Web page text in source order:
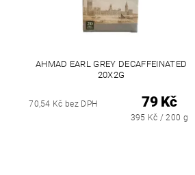
AHMAD EARL GREY DECAFFEINATED
20X2G
70,54 Kč bez DPH 79 Kč
395 Kč / 200 g